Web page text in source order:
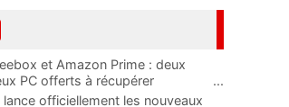
et Amazon Prime : deux
PC offerts à récupérer
...
lance officiellement les nouveaux